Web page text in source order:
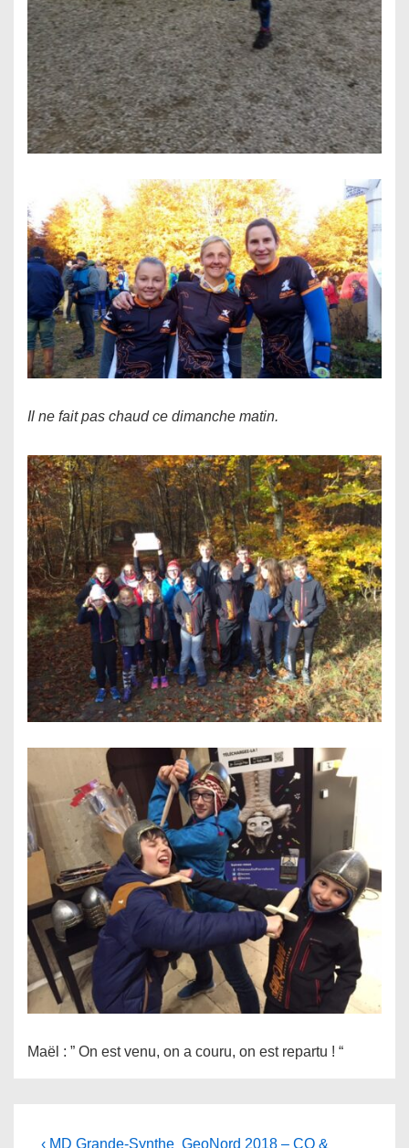
Il ne fait pas chaud ce dimanche matin.
Maël : ” On est venu, on a couru, on est repartu ! “
Previous
‹ MD Grande-Synthe Next
GeoNord 2018 – CO &